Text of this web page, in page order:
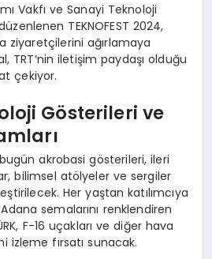
Vakfı ve Sanayi Teknoloji
TEKNOFEST 2024,
ziyaretçilerini ağırlamaya
TRT’nin iletişim paydaşı olduğu
çekiyor.
Gösterileri ve
akrobasi gösterileri, ileri
bilimsel atölyeler ve sergiler
Her yaştan katılımcıya
semalarını renklendiren
F-16 uçakları ve diğer hava
izleme fırsatı sunacak.